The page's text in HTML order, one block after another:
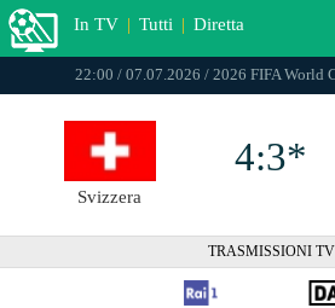
In TV | Tutti | Diretta
22:00 / 07.07.2026 / 2026 FIFA World
Svizzera
4:3*
TRASMISSIONI TV